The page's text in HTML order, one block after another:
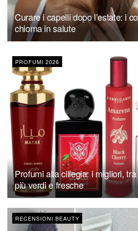
Curare i capelli dopo l’estate: i
chioma in salute
PROFUMI 2026
Profumi alla ciliegia: i migliori,
più verdi e fresche
RECENSIONI BEAUTY